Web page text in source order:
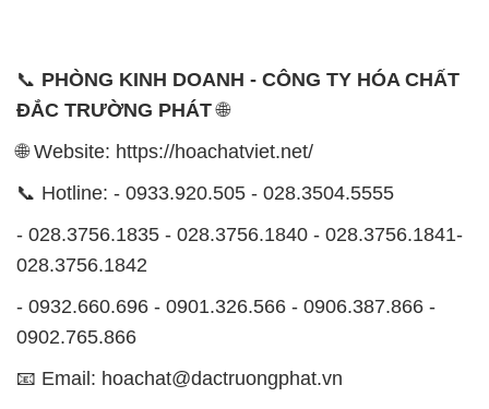
📞 PHÒNG KINH DOANH - CÔNG TY HÓA CHẤT
ĐẮC TRƯỜNG PHÁT🌐
🌐 Website: https://hoachatviet.net/
📞 Hotline: - 0933.920.505 - 028.3504.5555
- 028.3756.1835 - 028.3756.1840 - 028.3756.1841-
028.3756.1842
- 0932.660.696 - 0901.326.566 - 0906.387.866 -
0902.765.866
📧 Email: hoachat@dactruongphat.vn